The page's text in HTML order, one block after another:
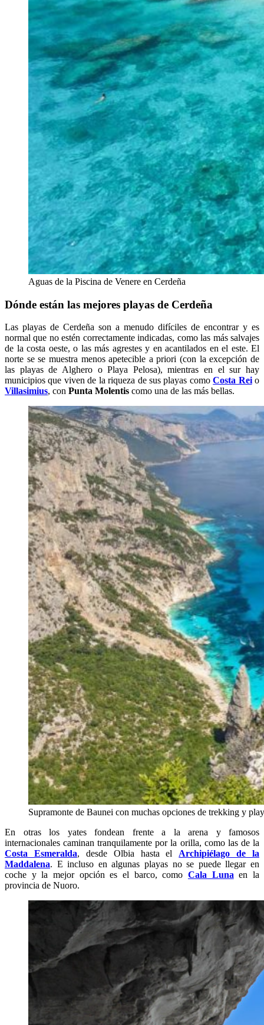
Aguas de la Piscina de Venere en Cerdeña
Dónde están las mejores playas de Cerdeña
Las playas de Cerdeña son a menudo difíciles de encontrar y es
normal que no estén correctamente indicadas, como las más salvajes
de la costa oeste, o las más agrestes y en acantilados en el este. El
norte se se muestra menos apetecible a priori (con la excepción de
las playas de Alghero o Playa Pelosa), mientras en el sur hay
municipios que viven de la riqueza de sus playas comoCosta Reio
Villasimius, con Punta Molentis como una de las más bellas.
Supramonte de Baunei con muchas opciones de trekking y
En otras los yates fondean frente a la arena y famosos
internacionales caminan tranquilamente por la orilla, como las de la
Costa Esmeralda, desde Olbia hasta el Archipiélago de la
Maddalena. E incluso en algunas playas no se puede llegar en
coche y la mejor opción es el barco, como Cala Luna en la
provincia de Nuoro.